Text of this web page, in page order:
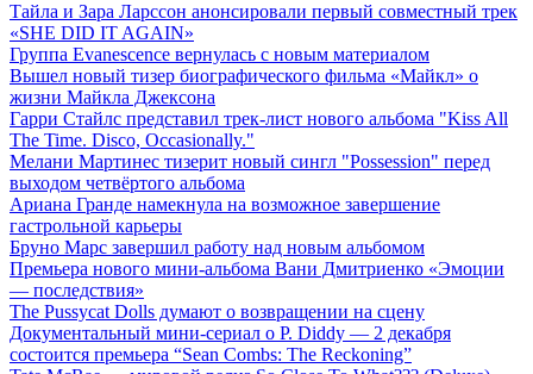
Тайла и Зара Ларссон анонсировали первый совместный трек
«SHE DID IT AGAIN»
Группа Evanescence вернулась с новым материалом
Вышел новый тизер биографического фильма «Майкл» о
жизни Майкла Джексона
Гарри Стайлс представил трек-лист нового альбома "Kiss All
The Time. Disco, Occasionally."
Мелани Мартинес тизерит новый сингл "Possession" перед
выходом четвёртого альбома
Ариана Гранде намекнула на возможное завершение
гастрольной карьеры
Бруно Марс завершил работу над новым альбомом
Премьера нового мини-альбома Вани Дмитриенко «Эмоции
— последствия»
The Pussycat Dolls думают о возвращении на сцену
Документальный мини-сериал о P. Diddy — 2 декабря
состоится премьера “Sean Combs: The Reckoning”